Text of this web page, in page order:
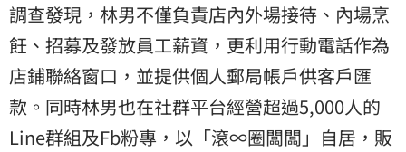
調查發現，林男不僅負責店內外場接待、內場烹
飪、招募及發放員工薪資，更利用行動電話作為
店鋪聯絡窗口，並提供個人郵局帳戶供客戶匯
款。同時林男也在社群平台經營超過5,000人的
Line群組及Fb粉專，以「滾∞圈闆闆」自居，販